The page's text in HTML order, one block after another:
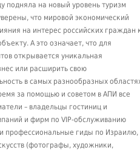
подняла на новый уровень туризм
что мировой экономический
на интерес российских граждан
А это означает, что для
открывается уникальная
или расширить свою
в самых разнообразных
за помощью и советом в АПИ все
– владельцы гостиниц и
и фирм по VIP-обслуживанию
и профессиональные гиды по Израилю,
(фотографы, художники,